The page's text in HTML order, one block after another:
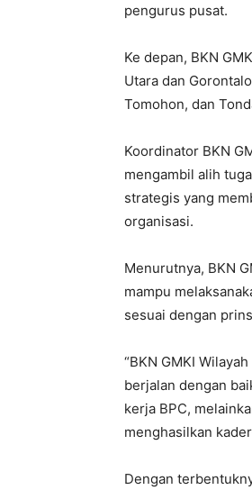
pengurus pusat.
Ke depan, BKN
Utara dan
Tomohon, dan
Koordinator BKN
mengambil alih
strategis yang
organisasi.
Menurutnya, BKN
mampu
sesuai dengan
“BKN GMKI
berjalan dengan
kerja BPC,
menghasilkan
Dengan